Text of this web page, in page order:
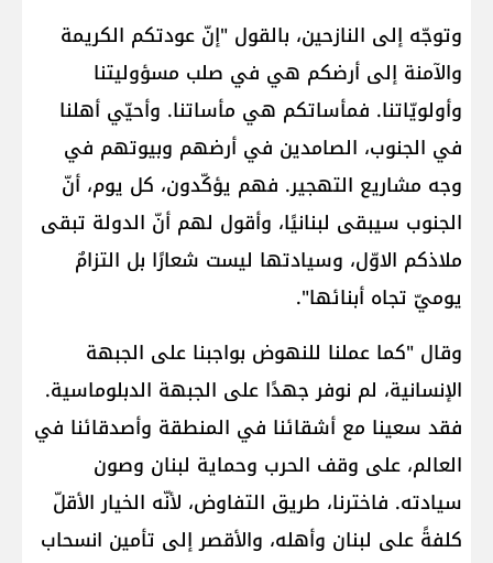
وتوجّه إلى النازحين، بالقول "إنّ عودتكم الكريمة
والآمنة إلى أرضكم هي في صلب مسؤوليتنا
وأولويّاتنا. فمأساتكم هي مأساتنا. وأحيّي أهلنا
في الجنوب، الصامدين في أرضهم وبيوتهم في
وجه مشاريع التهجير. فهم يؤكّدون، كل يوم، أنّ
الجنوب سيبقى لبنانيًا، وأقول لهم أنّ الدولة تبقى
ملاذكم الاوّل، وسيادتها ليست شعارًا بل التزامٌ
يوميّ تجاه أبنائها".
وقال "كما عملنا للنهوض بواجبنا على الجبهة
الإنسانية، لم نوفر جهدًا على الجبهة الدبلوماسية.
فقد سعينا مع أشقائنا في المنطقة وأصدقائنا في
العالم، على وقف الحرب وحماية لبنان وصون
سيادته. فاخترنا، طريق التفاوض، لأنّه الخيار الأقلّ
كلفةً على لبنان وأهله، والأقصر إلى تأمين انسحاب ​